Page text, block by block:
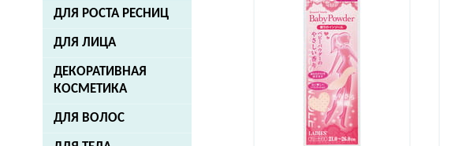
ДЛЯ РОСТА РЕСНИЦ
ДЛЯ ЛИЦА
ДЕКОРАТИВНАЯ
КОСМЕТИКА
ДЛЯ ВОЛОС